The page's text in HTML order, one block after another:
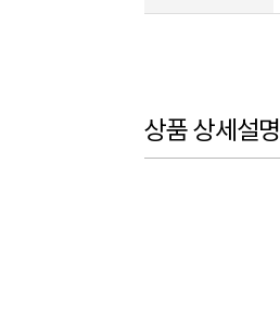
상품 상세설명